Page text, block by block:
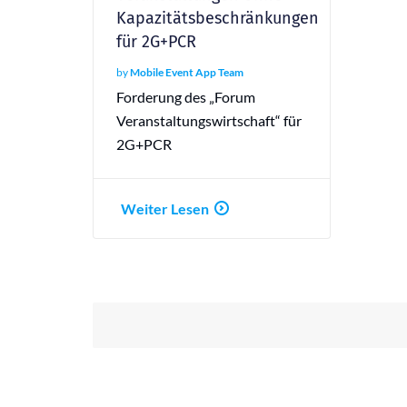
Kapazitätsbeschränkungen
für 2G+PCR
byMobile Event App Team
Forderung des „Forum
Veranstaltungswirtschaft“ für
2G+PCR
Weiter Lesen